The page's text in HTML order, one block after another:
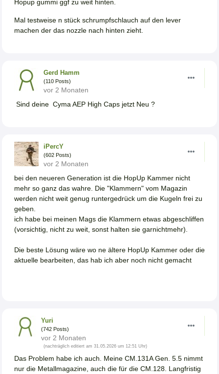
Hopup gummi ggf zu weit hinten.
Mal testweise n stück schrumpfschlauch auf den lever
machen der das nozzle nach hinten zieht.
Gerd Hamm
(110 Posts)
vor 2 Monaten
Sind deine Cyma AEP High Caps jetzt Neu ?
iPercY
(602 Posts)
vor 2 Monaten
bei den neueren Generation ist die HopUp Kammer nicht
mehr so ganz das wahre. Die "Klammern" vom Magazin
werden nicht weit genug runtergedrück um die Kugeln frei zu
geben.
ich habe bei meinen Mags die Klammern etwas abgeschliffen
(vorsichtig, nicht zu weit, sonst halten sie garnichtmehr).
Die beste Lösung wäre wo ne ältere HopUp Kammer oder die
aktuelle bearbeiten, das hab ich aber noch nicht gemacht
Yuri
(742 Posts)
vor 2 Monaten
(nachträglich editiert am 31.05.2026 um 12:51 Uhr)
Das Problem habe ich auch. Meine CM.131A Gen. 5.5 nimmt
nur die Metallmagazine, auch die für die CM.128. Langfristig